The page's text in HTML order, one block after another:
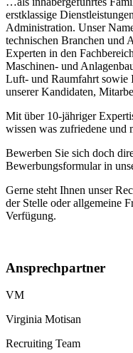
erstklassige
Administration. Unser
technischen Branchen und
Experten in den
Maschinen- und
Luft- und Raumfahrt sowie
unserer Kandidaten,
Mit über 10-jähriger
wissen was zufriedene
Bewerben Sie sich doch
Bewerbungsformular in
Gerne steht Ihnen unser
der Stelle oder allgemeine
Verfügung.
Ansprechpartner
VM
Virginia Motisan
Recruiting Team